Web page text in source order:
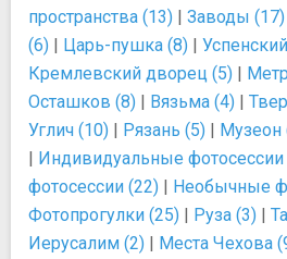
пространства (13) | Заводы (17)
(6) | Царь-пушка (8) |
Кремлевский дворец (5) |
Осташков (8) | Вязьма (4) |
Углич (10) | Рязань (5) | Музеон
| Индивидуальные фотосессии
фотосессии (22) | Необычные
Фотопрогулки (25) | Руза (3) |
Иерусалим (2) | Места Чехова